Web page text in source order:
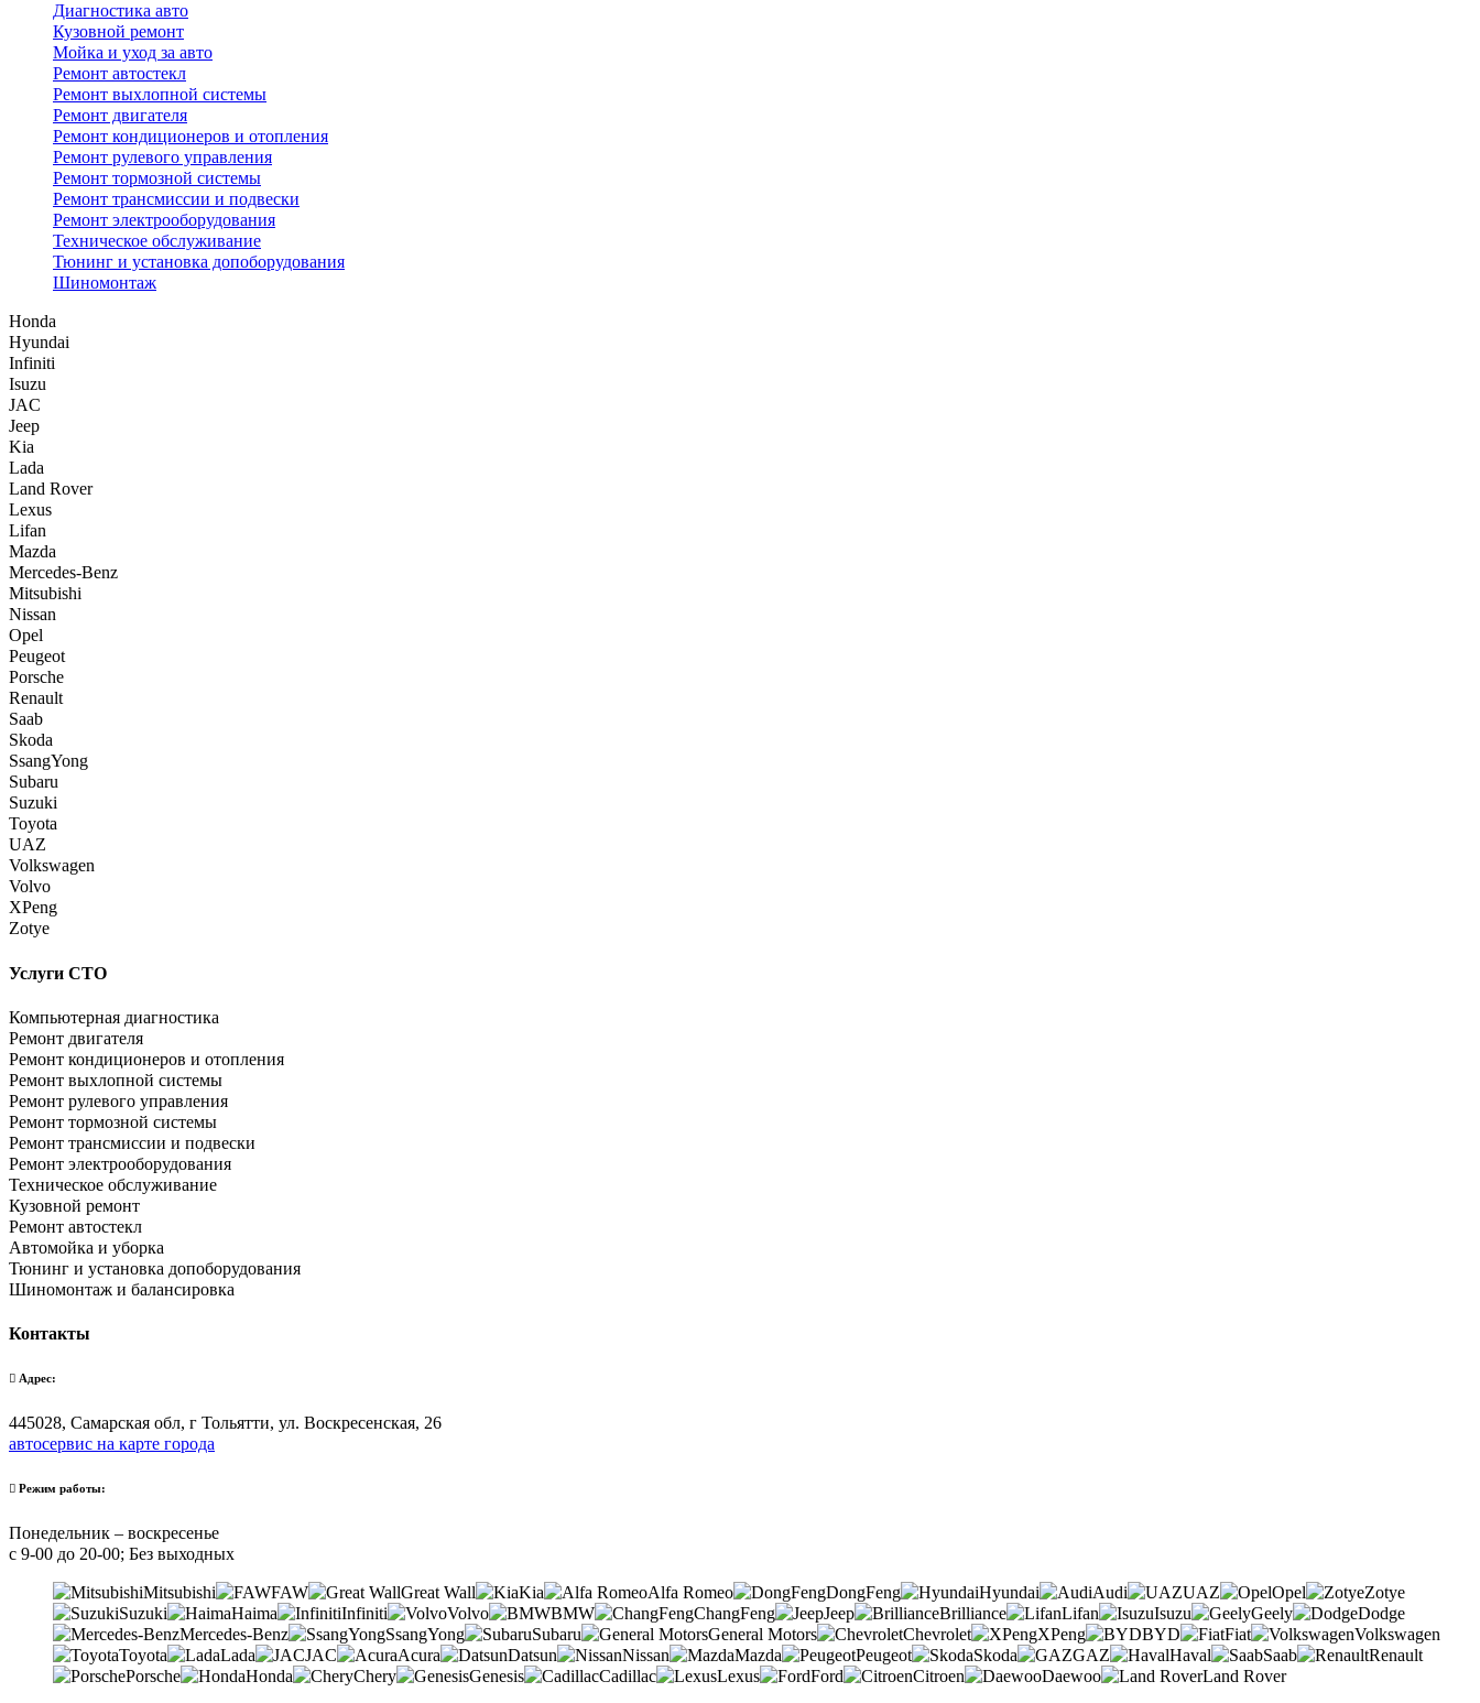
Диагностика авто
Кузовной ремонт
Мойка и уход за авто
Ремонт автостекл
Ремонт выхлопной системы
Ремонт двигателя
Ремонт кондиционеров и отопления
Ремонт рулевого управления
Ремонт тормозной системы
Ремонт трансмиссии и подвески
Ремонт электрооборудования
Техническое обслуживание
Тюнинг и установка допоборудования
Шиномонтаж
Honda
Hyundai
Infiniti
Isuzu
JAC
Jeep
Kia
Lada
Land Rover
Lexus
Lifan
Mazda
Mercedes-Benz
Mitsubishi
Nissan
Opel
Peugeot
Porsche
Renault
Saab
Skoda
SsangYong
Subaru
Suzuki
Toyota
UAZ
Volkswagen
Volvo
XPeng
Zotye
Услуги СТО
Компьютерная диагностика
Ремонт двигателя
Ремонт кондиционеров и отопления
Ремонт выхлопной системы
Ремонт рулевого управления
Ремонт тормозной системы
Ремонт трансмиссии и подвески
Ремонт электрооборудования
Техническое обслуживание
Кузовной ремонт
Ремонт автостекл
Автомойка и уборка
Тюнинг и установка допоборудования
Шиномонтаж и балансировка
Контакты
Адрес:
445028, Самарская обл, г Тольятти, ул. Воскресенская, 26
автосервис на карте города
Режим работы:
Понедельник – воскресенье
с 9-00 до 20-00; Без выходных
Mitsubishi FAW Great Wall Kia Alfa Romeo DongFeng Hyundai Audi UAZ Opel
Zotye
Suzuki
Haima Infiniti Volvo BMW ChangFeng Jeep Brilliance Lifan Isuzu Geely
Dodge
Mercedes-Benz
SsangYong Subaru General Motors Chevrolet XPeng BYD Fiat
Volkswagen
Toyota
Lada JAC Acura Datsun Nissan Mazda Peugeot Skoda GAZ Haval Saab
Renault
Porsche
Honda Chery Genesis Cadillac Lexus Ford Citroen Daewoo Land Rover